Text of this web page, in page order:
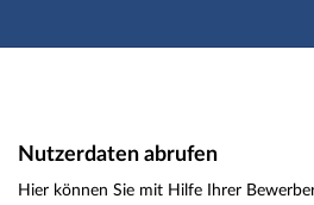
Nutzerdaten abrufen
Nutzerdaten abrufen
Hier können Sie mit Hilfe Ihrer